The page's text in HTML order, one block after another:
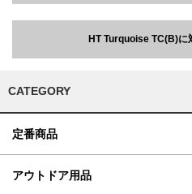
HT Turquoise TC(B)に
CATEGORY
定番商品
アウトドア用品